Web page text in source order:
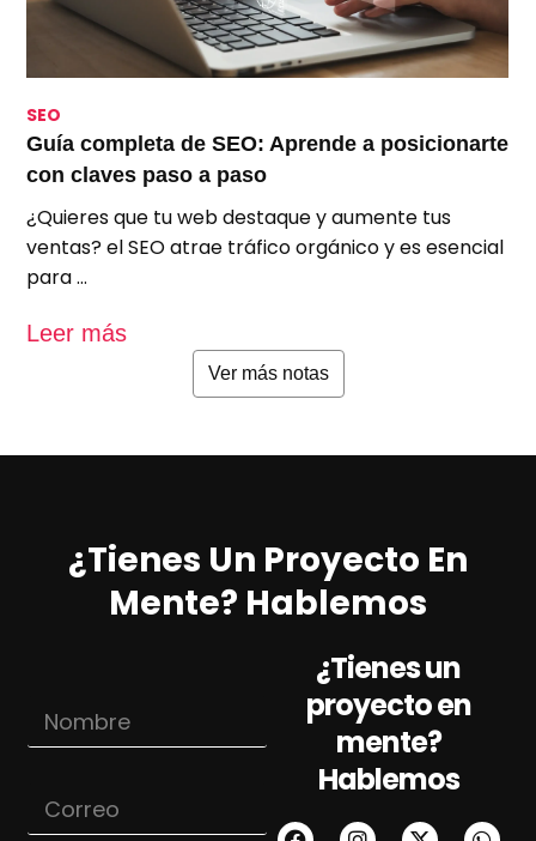
SEO
Guía completa de SEO: Aprende a posicionarte
con claves paso a paso
¿Quieres que tu web destaque y aumente tus
ventas? el SEO atrae tráfico orgánico y es esencial
para …
Leer más
Ver más notas
¿Tienes Un Proyecto En
Mente? Hablemos
¿Tienes un
proyecto en
mente?
Hablemos
m